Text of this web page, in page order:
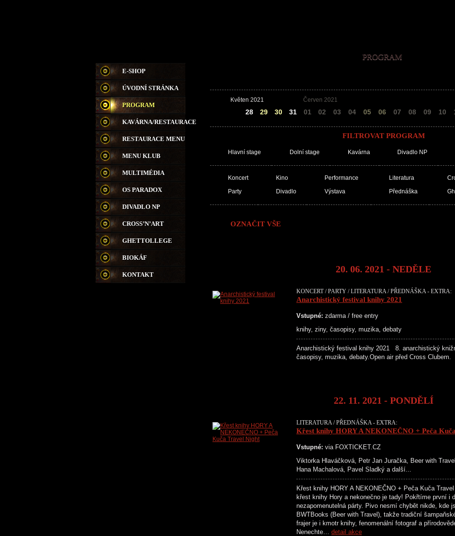
E-SHOP
ÚVODNÍ STRÁNKA
PROGRAM
KAVÁRNA/RESTAURACE
RESTAURACE MENU
MENU KLUB
MULTIMÉDIA
OS PARADOX
DIVADLO NP
CROSS’N’ART
GHETTOLLEGE
BIOKÁF
KONTAKT
PROGRAM
Květen 2021
28 29 30 31
Červen 2021
01 02 03 04 05 06 07 08 09 10
FILTROVAT PROGRAM
Hlavní stage Dolní stage Kavárna Divadlo NP
Koncert
Party
Kino
Divadlo
Performance
Výstava
Literatura
Přednáška
OZNAČIT VŠE
20. 06. 2021 - NEDĚLE
KONCERT / PARTY / LITERATURA / PŘEDNÁŠKA - EXTRA:
Anarchistický festival knihy 2021
Vstupné: zdarma / free entry
knihy, ziny, časopisy, muzika, debaty
Anarchistický festival knihy 2021 8. anarchistický
časopisy, muzika, debaty.Open air před Cross Clubem.
22. 11. 2021 - PONDĚLÍ
LITERATURA / PŘEDNÁŠKA - EXTRA:
Křest knihy HORY A NEKONEČNO + Peča
Vstupné: via FOXTICKET.CZ
Viktorka Hlaváčková, Petr Jan Juračka, Beer with
Hana Machalová, Pavel Sladký a další...
Křest knihy HORY A NEKONEČNO + Peča Kuča
křest knihy Hory a nekonečno je tady! Pokřtíme první i
nezapomenutelná párty. Pivo nesmí chybět nikde, kde
BWTBooks (Beer with Travel), takže tradiční
frajer je i kmotr knihy, fenomenální fotograf a
Nenechte… detail akce